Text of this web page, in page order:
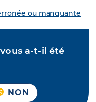
ou manquante
a-t-il été
NON